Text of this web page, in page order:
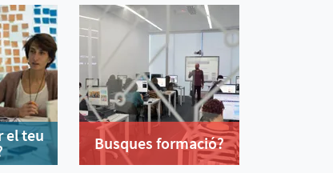
el teu
Busques formació?